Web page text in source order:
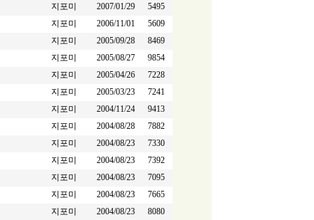
지포미 2007/01/29
5495
지포미 2006/11/01
5609
지포미 2005/09/28
8469
지포미 2005/08/27
9854
지포미 2005/04/26
7228
지포미 2005/03/23
7241
지포미 2004/11/24
9413
지포미 2004/08/28
7882
지포미 2004/08/23
7330
지포미 2004/08/23
7392
지포미 2004/08/23
7095
지포미 2004/08/23
7665
지포미 2004/08/23
8080